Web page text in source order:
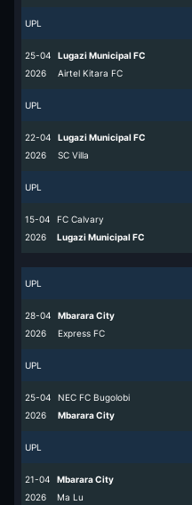
UPL
25-04
2026
Lugazi Municipal FC
Airtel Kitara FC
UPL
22-04
2026
Lugazi Municipal FC
SC Villa
UPL
15-04
2026
FC Calvary
Lugazi Municipal FC
UPL
28-04
2026
Mbarara City
Express FC
UPL
25-04
2026
NEC FC Bugolobi
Mbarara City
UPL
21-04
2026
Mbarara City
Ma Lu